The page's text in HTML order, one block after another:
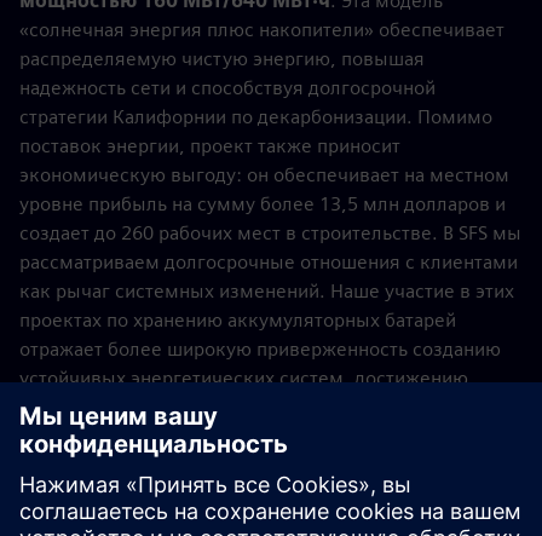
«солнечная энергия плюс накопители» обеспечивает
распределяемую чистую энергию, повышая
надежность сети и способствуя долгосрочной
стратегии Калифорнии по декарбонизации. Помимо
поставок энергии, проект также приносит
экономическую выгоду: он обеспечивает на местном
уровне прибыль на сумму более 13,5 млн долларов и
создает до 260 рабочих мест в строительстве. В SFS мы
рассматриваем долгосрочные отношения с клиентами
как рычаг системных изменений. Наше участие в этих
проектах по хранению аккумуляторных батарей
отражает более широкую приверженность созданию
устойчивых энергетических систем, достижению
целей по достижению нулевого уровня выбросов и
получению новых преимуществ в энергетическом
ландшафте. Переход к более устойчивому, надёжному
и экономически жизнеспособному энергетическому
будущему будет зависеть от того, насколько